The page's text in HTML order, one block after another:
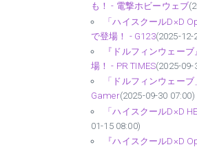
も！ - 電撃ホビーウェブ
「ハイスクールD×D
で登場！ - G123(2025-12-
『ドルフィンウェー
場！ - PR TIMES(2025-09-
「ドルフィンウェー
Gamer(2025-09-30 07:00)
「ハイスクールD×D
01-15 08:00)
『ハイスクールD×D